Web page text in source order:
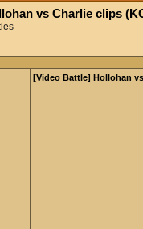
vs Charlie clips
[Video Battle] Hollohan